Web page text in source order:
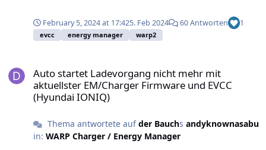
February 5, 2024 at 17:425. Feb 2024 60 Antworten 1
evcc energy manager warp2
Auto startet Ladevorgang nicht mehr mit
aktuellster EM/Charger Firmware und EVCC
(Hyundai IONIQ)
Thema antwortete aufder Bauchs andyknownasabu
in: WARP Charger / Energy Manager